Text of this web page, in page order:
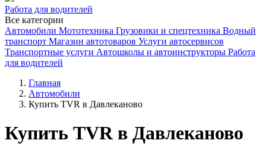
Работа для водителей
Все категории
Автомобили Мототехника Грузовики и спецтехника Водный
транспорт Магазин автотоваров Услуги автосервисов
Транспортные услуги Автошколы и автоинструкторы Работа
для водителей
Главная
Автомобили
Купить TVR в Давлеканово
Купить TVR в Давлеканово